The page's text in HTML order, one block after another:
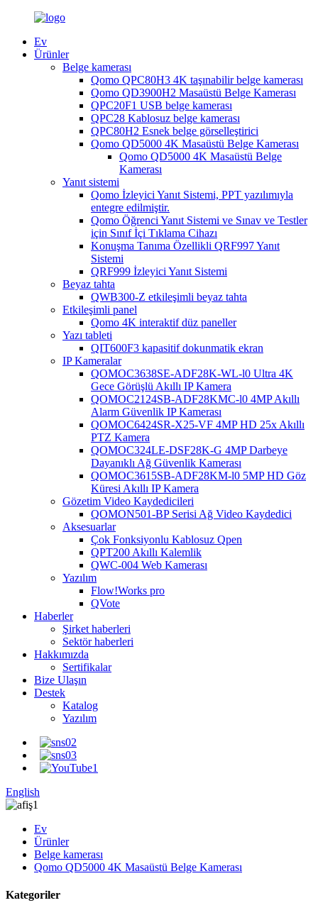
Ev
Ürünler
Belge kamerası
Qomo QPC80H3 4K taşınabilir belge kamerası
Qomo QD3900H2 Masaüstü Belge Kamerası
QPC20F1 USB belge kamerası
QPC28 Kablosuz belge kamerası
QPC80H2 Esnek belge görselleştirici
Qomo QD5000 4K Masaüstü Belge Kamerası
Qomo QD5000 4K Masaüstü Belge
Kamerası
Yanıt sistemi
Qomo İzleyici Yanıt Sistemi, PPT yazılımıyla
entegre edilmiştir.
Qomo Öğrenci Yanıt Sistemi ve Sınav ve Testler
için Sınıf İçi Tıklama Cihazı
Konuşma Tanıma Özellikli QRF997 Yanıt
Sistemi
QRF999 İzleyici Yanıt Sistemi
Beyaz tahta
QWB300-Z etkileşimli beyaz tahta
Etkileşimli panel
Qomo 4K interaktif düz paneller
Yazı tableti
QIT600F3 kapasitif dokunmatik ekran
IP Kameralar
QOMOC3638SE-ADF28K-WL-l0 ​​Ultra 4K
Gece Görüşlü Akıllı IP Kamera
QOMOC2124SB-ADF28KMC-l0 4MP Akıllı
Alarm Güvenlik IP Kamerası
QOMOC6424SR-X25-VF 4MP HD 25x Akıllı
PTZ Kamera
QOMOC324LE-DSF28K-G 4MP Darbeye
Dayanıklı Ağ Güvenlik Kamerası
QOMOC3615SB-ADF28KM-l0 5MP HD Göz
Küresi Akıllı IP Kamera
Gözetim Video Kaydedicileri
QOMON501-BP Serisi Ağ Video Kaydedici
Aksesuarlar
Çok Fonksiyonlu Kablosuz Qpen
QPT200 Akıllı Kalemlik
QWC-004 Web Kamerası
Yazılım
Flow!Works pro
QVote
Haberler
Şirket haberleri
Sektör haberleri
Hakkımızda
Sertifikalar
Bize Ulaşın
Destek
Katalog
Yazılım
English
Ev
Ürünler
Belge kamerası
Qomo QD5000 4K Masaüstü Belge Kamerası
Kategoriler